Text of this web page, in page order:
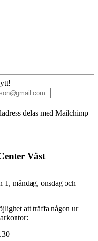
delas med Mailchimp
Väst
1, måndag, onsdag och
att träffa någon ur